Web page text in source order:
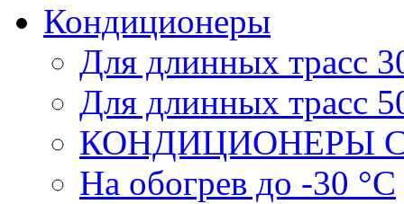
Кондиционеры
Для длинных трасс
Для длинных трасс
КОНДИЦИОНЕРЫ
На обогрев до -30 °С